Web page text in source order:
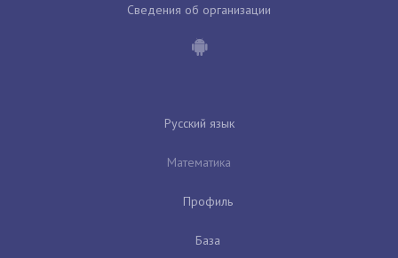
Сведения об организации
Русский язык
Математика
Профиль
База